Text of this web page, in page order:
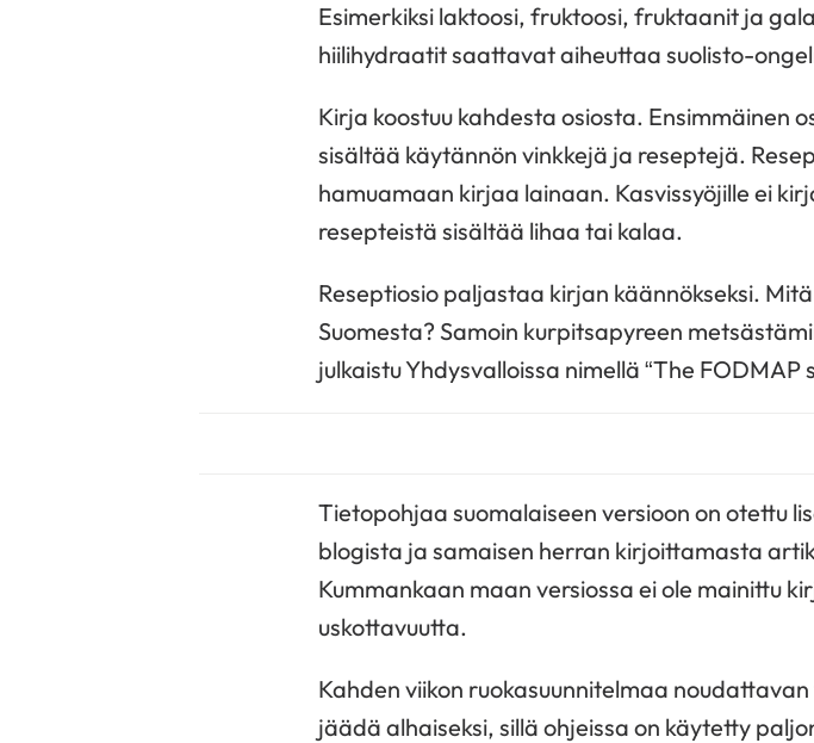
Esimerkiksi laktoosi, fruktoosi, fruktaanit ja
hiilihydraatit saattavat aiheuttaa suolisto-
Kirja koostuu kahdesta osiosta. Ensimmäinen
sisältää käytännön vinkkejä ja reseptejä.
hamuamaan kirjaa lainaan. Kasvissyöjille ei
resepteistä sisältää lihaa tai kalaa.
Reseptiosio paljastaa kirjan käännökseksi.
Suomesta? Samoin kurpitsapyreen
julkaistu Yhdysvalloissa nimellä “The FODMAP
Tietopohjaa suomalaiseen versioon on otettu
blogista ja samaisen herran kirjoittamasta
Kummankaan maan versiossa ei ole mainittu
uskottavuutta.
Kahden viikon ruokasuunnitelmaa
jäädä alhaiseksi, sillä ohjeissa on käytetty